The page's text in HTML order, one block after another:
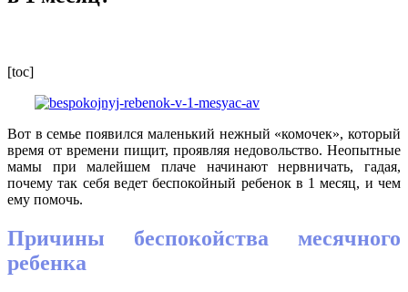
[toc]
Вот в семье появился маленький нежный «комочек», который
время от времени пищит, проявляя недовольство. Неопытные
мамы при малейшем плаче начинают нервничать, гадая,
почему так себя ведет беспокойный ребенок в 1 месяц, и чем
ему помочь.
Причины беспокойства месячного
ребенка